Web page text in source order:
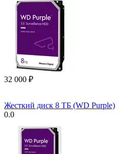
32 000 ₽
Жесткий диск 8 ТБ (WD Purple)
0.0